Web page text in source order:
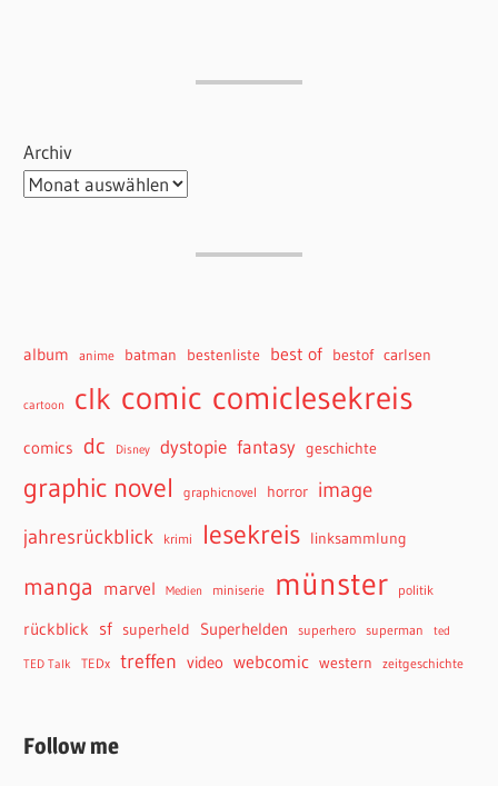
Archiv
album anime batman bestenliste best of bestof carlsen
cartoon clk comic comiclesekreis
comics dc Disney dystopie fantasy geschichte
graphic novel graphicnovel horror image
jahresrückblick krimi lesekreis linksammlung
manga marvel Medien miniserie münster politik
rückblick sf superheld Superhelden superhero superman ted
TED Talk TEDx treffen video webcomic western zeitgeschichte
Follow me